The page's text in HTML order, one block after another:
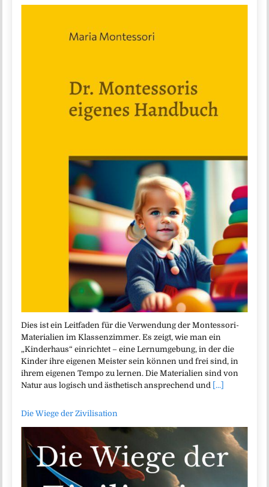
Dies ist ein Leitfaden für die Verwendung der Montessori-
Materialien im Klassenzimmer. Es zeigt, wie man ein
„Kinderhaus“ einrichtet – eine Lernumgebung, in der die
Kinder ihre eigenen Meister sein können und frei sind, in
ihrem eigenen Tempo zu lernen. Die Materialien sind von
Natur aus logisch und ästhetisch ansprechend und [...]
Die Wiege der Zivilisation